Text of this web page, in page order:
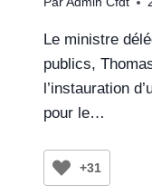
Le ministre
publics,
l’instauration
pour le…
+31